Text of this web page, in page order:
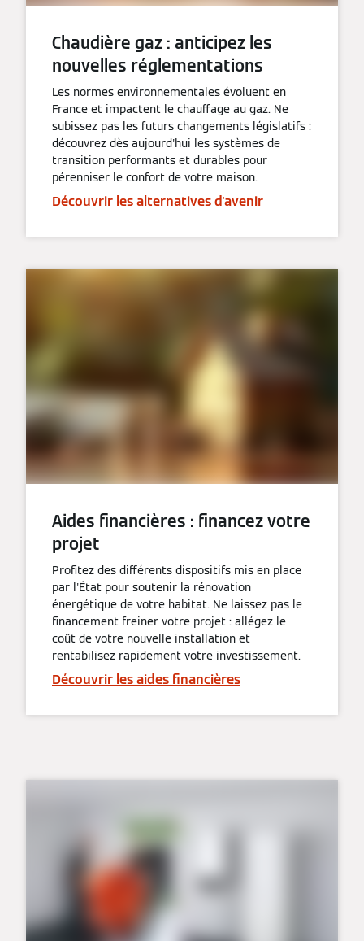
Chaudière gaz : anticipez les
nouvelles réglementations
Les normes environnementales évoluent en
France et impactent le chauffage au gaz. Ne
subissez pas les futurs changements législatifs :
découvrez dès aujourd'hui les systèmes de
transition performants et durables pour
pérenniser le confort de votre maison.
Découvrir les alternatives d'avenir
Aides financières : financez votre
projet
Profitez des différents dispositifs mis en place
par l'État pour soutenir la rénovation
énergétique de votre habitat. Ne laissez pas le
financement freiner votre projet : allégez le
coût de votre nouvelle installation et
rentabilisez rapidement votre investissement.
Découvrir les aides financières